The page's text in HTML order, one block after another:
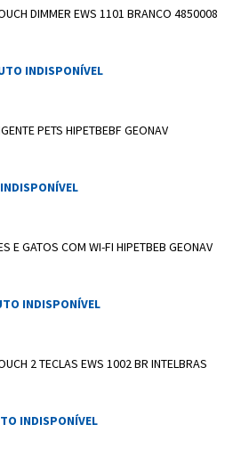
DIMMER EWS 1101 BRANCO 4850008
INDISPONÍVEL
PETS HIPETBEBF GEONAV
E GATOS COM WI-FI HIPETBEB GEONAV
INDISPONÍVEL
2 TECLAS EWS 1002 BR INTELBRAS
INDISPONÍVEL